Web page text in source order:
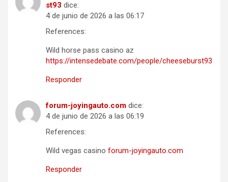
st93 dice:
4 de junio de 2026 a las 06:17
References:
Wild horse pass casino az
https://intensedebate.com/people/cheeseburst93
Responder
forum-joyingauto.com dice:
4 de junio de 2026 a las 06:19
References:
Wild vegas casino forum-joyingauto.com
Responder